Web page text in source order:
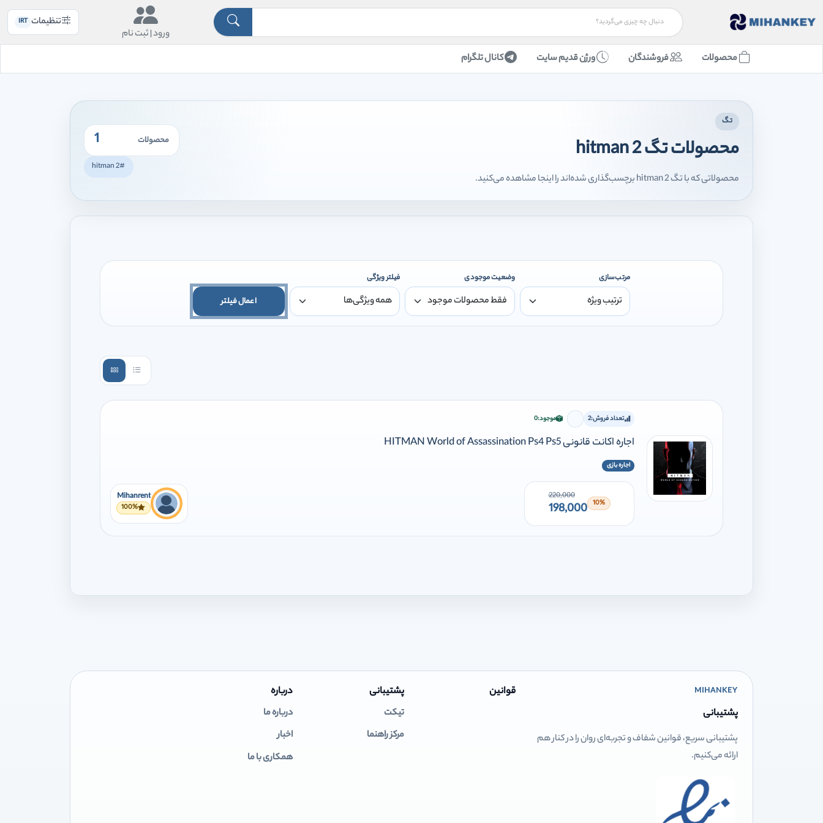
ورود |ثبت نام
تنظیمات IRT
محصولات فروشندگان ورژن قدیم سایت کانال تلگرام
تگ
محصولات تگ hitman 2
محصولاتی که با تگ hitman 2 برچسب‌گذاری شده‌اند را اینجا مشاهده می‌کنید.
محصولات 1
#hitman 2
مرتب‌سازی وضعیت موجودی فیلتر ویژگی
اعمال فیلتر
تعداد فروش:2 برای افزودن وارد شوید
موجود:0
اجاره اکانت قانونی HITMAN World of Assassination Ps4 Ps5
اجاره بازی
10%
220,000
198,000
Mihanrent
100%
MIHANKEY
پشتیبانی
پشتیبانی سریع، قوانین شفاف و تجربه‌ای روان را در کنار هم
ارائه می‌کنیم.
قوانین پشتیبانی
تیکت
مرکز راهنما
درباره
درباره ما
اخبار
همکاری با ما